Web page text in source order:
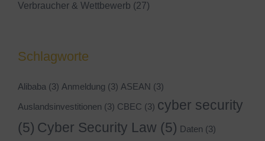
Verbraucher & Wettbewerb (27)
Schlagworte
Alibaba (3) Anmeldung (3) ASEAN (3)
Auslandsinvestitionen (3) CBEC (3) cyber security
(5) Cyber Security Law (5) Daten (3)